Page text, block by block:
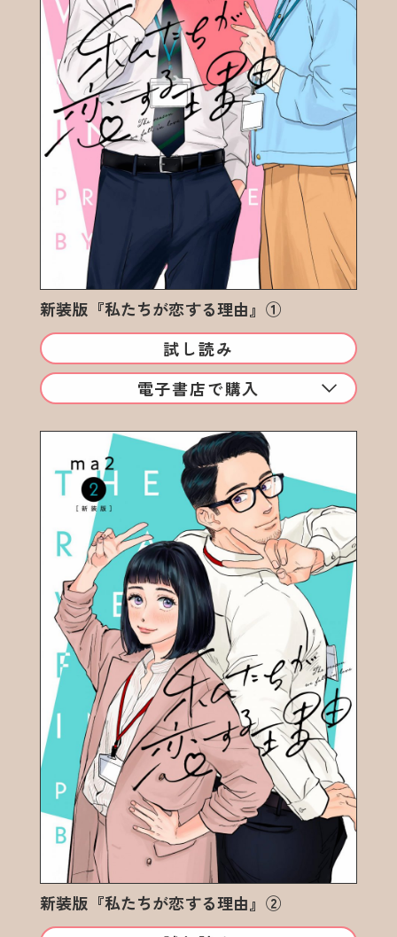
新装版『私たちが恋する理由』①
試し読み
電子書店で購入
新装版『私たちが恋する理由』②